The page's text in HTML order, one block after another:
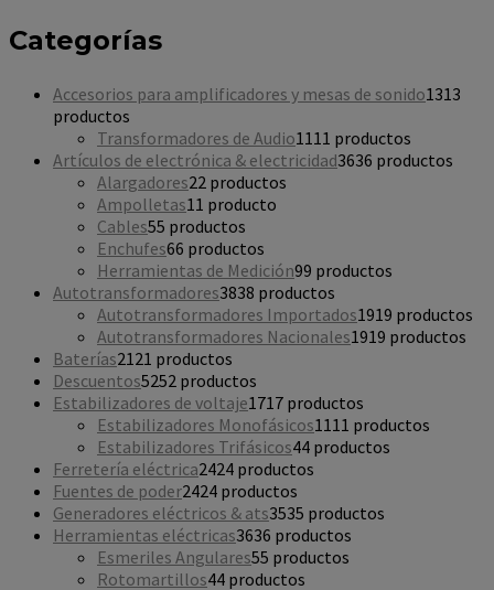
Categorías
Accesorios para amplificadores y mesas de sonido1313
productos
Transformadores de Audio11 11 productos
Artículos de electrónica & electricidad3636 productos
Alargadores22 productos
Ampolletas1 1 producto
Cables55 productos
Enchufes66 productos
Herramientas de Medición99 productos
Autotransformadores3838 productos
Autotransformadores Importados1919 productos
Autotransformadores Nacionales1919 productos
Baterías21 21 productos
Descuentos5252 productos
Estabilizadores de voltaje1717 productos
Estabilizadores Monofásicos11 11 productos
Estabilizadores Trifásicos44 productos
Ferretería eléctrica2424 productos
Fuentes de poder2424 productos
Generadores eléctricos & ats3535 productos
Herramientas eléctricas3636 productos
Esmeriles Angulares55 productos
Rotomartillos44 productos